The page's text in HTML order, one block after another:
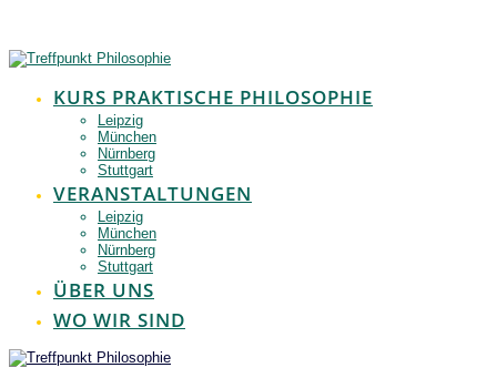
springen
KURS PRAKTISCHE PHILOSOPHIE
Leipzig
München
Nürnberg
Stuttgart
VERANSTALTUNGEN
Leipzig
München
Nürnberg
Stuttgart
ÜBER UNS
WO WIR SIND